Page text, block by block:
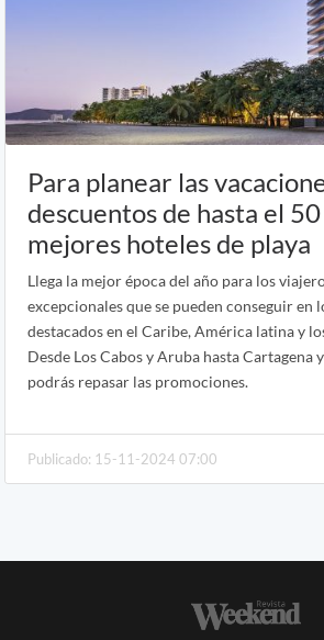
Para planear las
descuentos de hasta el
mejores hoteles de playa
Llega la mejor época del año para los
excepcionales que se pueden conseguir en
destacados en el Caribe, América latina y
Desde Los Cabos y Aruba hasta Cartagena
podrás repasar las promociones.
Publicado: 15-11-2024 07:00